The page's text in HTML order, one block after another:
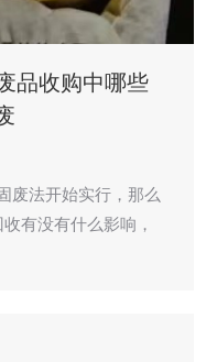
品收购中哪些
废法开始实行，那么
有没有什么影响，